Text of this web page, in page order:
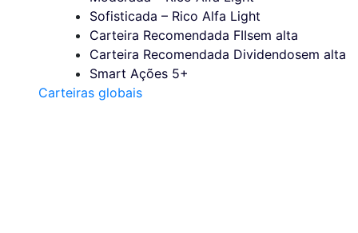
Sofisticada – Rico Alfa Light
Carteira Recomendada FIIsem alta
Carteira Recomendada Dividendosem alta
Smart Ações 5+
Carteiras globais